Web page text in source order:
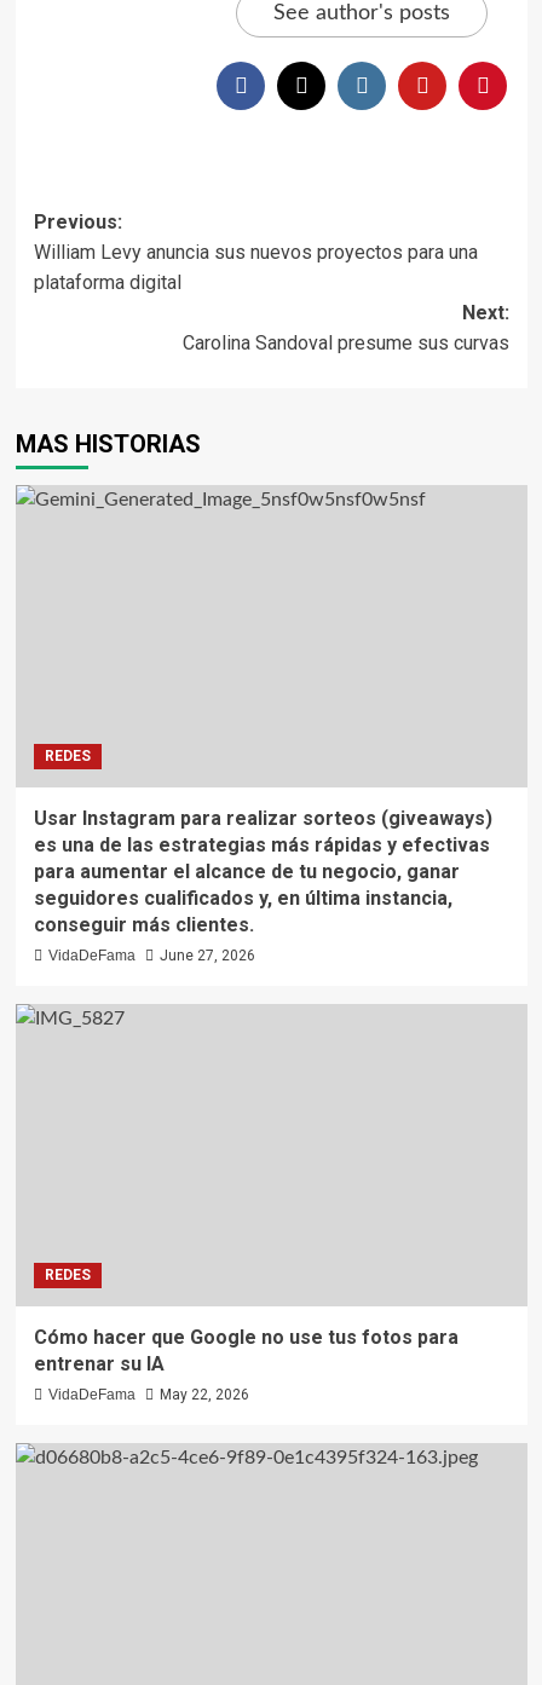
See author's posts
Previous:
William Levy anuncia sus nuevos proyectos para una
plataforma digital
Next:
Carolina Sandoval presume sus curvas
MAS HISTORIAS
REDES
Usar Instagram para realizar sorteos (giveaways)
es una de las estrategias más rápidas y efectivas
para aumentar el alcance de tu negocio, ganar
seguidores cualificados y, en última instancia,
conseguir más clientes.
VidaDeFama June 27, 2026
REDES
Cómo hacer que Google no use tus fotos para
entrenar su IA
VidaDeFama May 22, 2026